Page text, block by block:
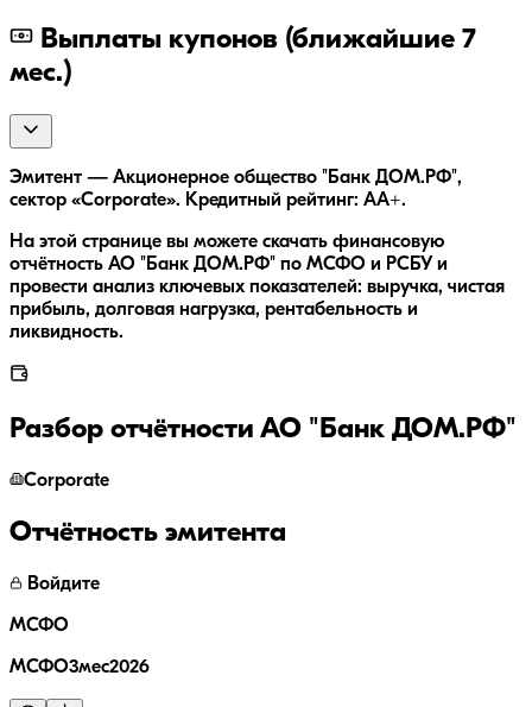
Выплаты купонов (ближайшие 7
мес.)
Эмитент — Акционерное общество "Банк ДОМ.РФ",
сектор «Corporate». Кредитный рейтинг: AA+.
На этой странице вы можете скачать финансовую
отчётность АО "Банк ДОМ.РФ" по МСФО и РСБУ и
провести анализ ключевых показателей: выручка, чистая
прибыль, долговая нагрузка, рентабельность и
ликвидность.
Разбор отчётности АО "Банк ДОМ.РФ"
Corporate
Отчётность эмитента
Войдите
МСФО
МСФО3мес2026